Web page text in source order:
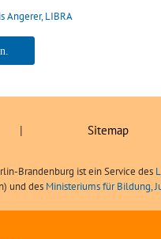
Angerer, LIBRA
| Sitemap
Brandenburg ist ein Service des
und des Ministeriums für Bildung,